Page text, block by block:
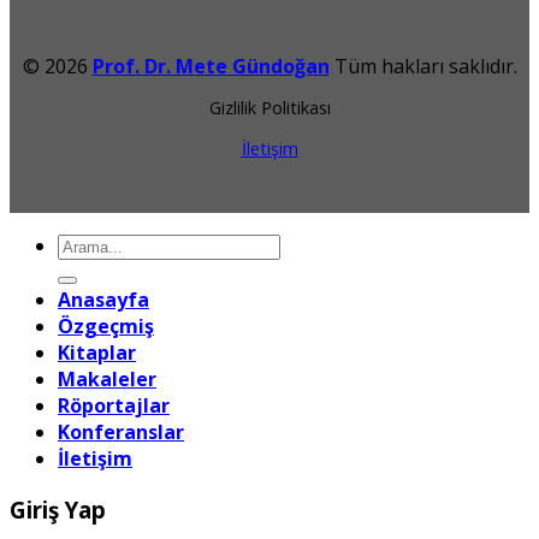
© 2026 Prof. Dr. Mete Gündoğan Tüm hakları saklıdır.
Gizlilik Politikası
İletişim
Ara:
Anasayfa
Özgeçmiş
Kitaplar
Makaleler
Röportajlar
Konferanslar
İletişim
Giriş Yap